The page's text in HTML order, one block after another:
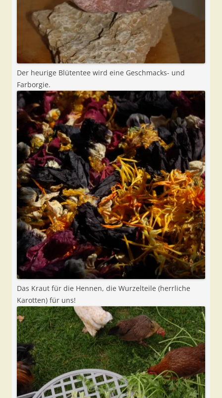
Der heurige Blütentee wird eine Geschmacks- und
Farborgie.
Das Kraut für die Hennen, die Wurzelteile (herrliche
Karotten) für uns!